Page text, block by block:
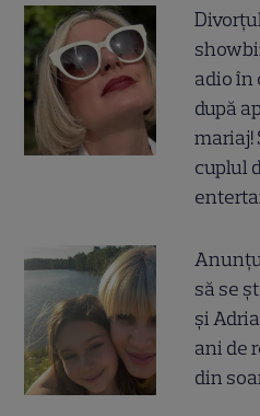
adio în
după
mariaj!
cuplul
să se
și
ani de
din